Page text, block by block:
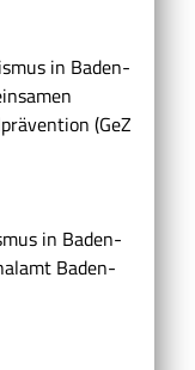
in Baden-
(GeZ
in Baden-
Baden-